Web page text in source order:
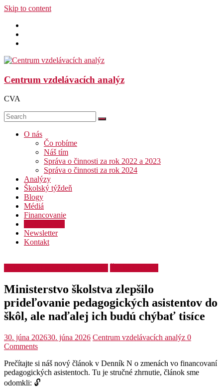
Skip to content
Centrum vzdelávacích analýz
CVA
O nás
Čo robíme
Náš tím
Správa o činnosti za rok 2022 a 2023
Správa o činnosti za rok 2024
Analýzy
Školský týždeň
Blogy
Médiá
Financovanie
Newsletter
Kontakt
Ministerstvo školstva zlepšilo
prideľovanie pedagogických asistentov do
škôl, ale naďalej ich budú chýbať tisíce
30. júna 202630. júna 2026 Centrum vzdelávacích analýz 0
Comments
Prečítajte si náš nový článok v Denník N o zmenách vo financovaní
pedagogických asistentoch. Tu je stručné zhrnutie, článok sme
odomkli: 🔓